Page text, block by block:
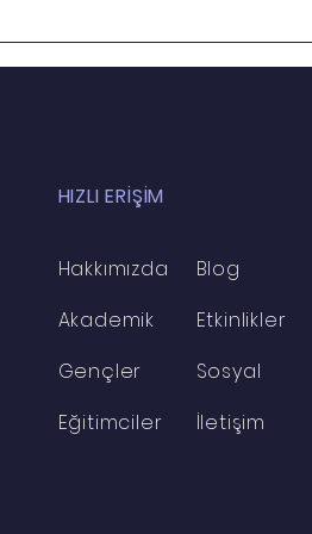
HIZLI ERİŞİM
Hakkımızda
Akademik
Gençler
Eğitimciler
Blog
Etkinlikler
Sosyal
İletişim